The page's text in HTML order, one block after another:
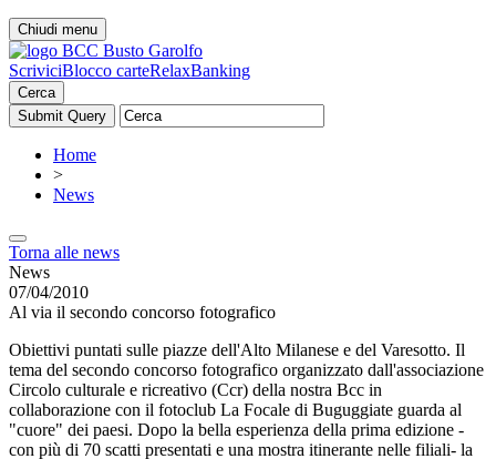
Chiudi menu
ScriviciBlocco carteRelaxBanking
Cerca
Home
>
News
Torna alle news
News
07/04/2010
Al via il secondo concorso fotografico
Obiettivi puntati sulle piazze dell'Alto Milanese e del Varesotto. Il
tema del secondo concorso fotografico organizzato dall'associazione
Circolo culturale e ricreativo (Ccr) della nostra Bcc in
collaborazione con il fotoclub La Focale di Buguggiate guarda al
"cuore" dei paesi. Dopo la bella esperienza della prima edizione -
con più di 70 scatti presentati e una mostra itinerante nelle filiali- la